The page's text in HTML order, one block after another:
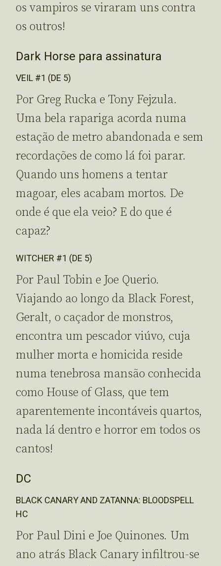
os vampiros se viraram uns contra
os outros!
Dark Horse para assinatura
VEIL #1 (DE 5)
Por Greg Rucka e Tony Fejzula.
Uma bela rapariga acorda numa
estação de metro abandonada e sem
recordações de como lá foi parar.
Quando uns homens a tentar
magoar, eles acabam mortos. De
onde é que ela veio? E do que é
capaz?
WITCHER #1 (DE 5)
Por Paul Tobin e Joe Querio.
Viajando ao longo da Black Forest,
Geralt, o caçador de monstros,
encontra um pescador viúvo, cuja
mulher morta e homicida reside
numa tenebrosa mansão conhecida
como House of Glass, que tem
aparentemente incontáveis quartos,
nada lá dentro e horror em todos os
cantos!
DC
BLACK CANARY AND ZATANNA: BLOODSPELL
HC
Por Paul Dini e Joe Quinones. Um
ano atrás Black Canary infiltrou-se